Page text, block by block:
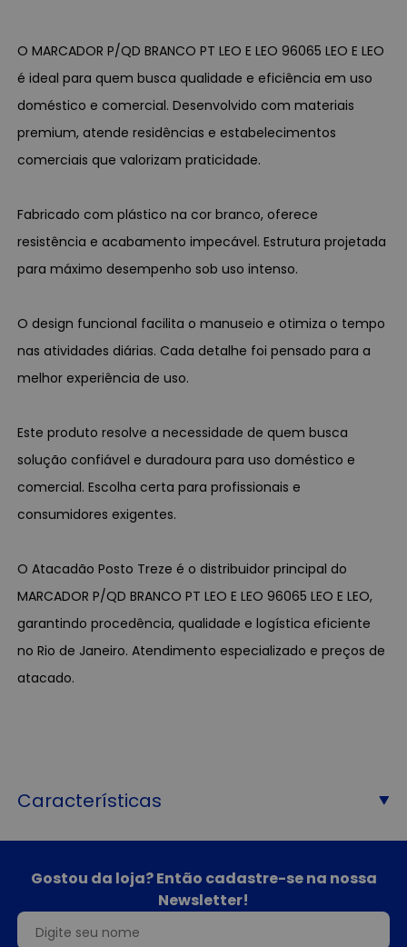
O MARCADOR P/QD BRANCO PT LEO E LEO 96065 LEO E LEO
é ideal para quem busca qualidade e eficiência em uso
doméstico e comercial. Desenvolvido com materiais
premium, atende residências e estabelecimentos
comerciais que valorizam praticidade.
Fabricado com plástico na cor branco, oferece
resistência e acabamento impecável. Estrutura projetada
para máximo desempenho sob uso intenso.
O design funcional facilita o manuseio e otimiza o tempo
nas atividades diárias. Cada detalhe foi pensado para a
melhor experiência de uso.
Este produto resolve a necessidade de quem busca
solução confiável e duradoura para uso doméstico e
comercial. Escolha certa para profissionais e
consumidores exigentes.
O Atacadão Posto Treze é o distribuidor principal do
MARCADOR P/QD BRANCO PT LEO E LEO 96065 LEO E LEO,
garantindo procedência, qualidade e logística eficiente
no Rio de Janeiro. Atendimento especializado e preços de
atacado.
Características
Gostou da loja? Então cadastre-se na nossa
Newsletter!